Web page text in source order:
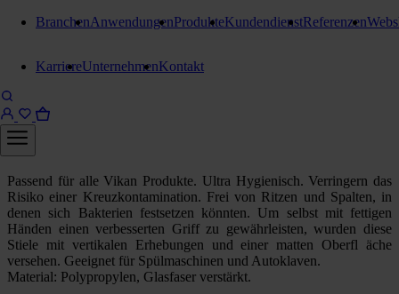
BranchenAnwendungenProdukteKundendienstReferenzen
KarriereUnternehmenKontakt
Vikan Hygiene Glasfaserstiele
150 cm
Passend für alle Vikan Produkte. Ultra Hygienisch. Verringern das
Risiko einer Kreuzkontamination. Frei von Ritzen und Spalten, in
denen sich Bakterien festsetzen könnten. Um selbst mit fettigen
Händen einen verbesserten Griff zu gewährleisten, wurden diese
Stiele mit vertikalen Erhebungen und einer matten Oberfl äche
versehen. Geeignet für Spülmaschinen und Autoklaven.
Material: Polypropylen, Glasfaser verstärkt.